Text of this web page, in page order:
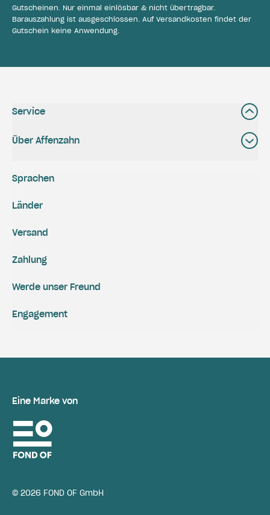
Gutscheinen. Nur einmal einlösbar & nicht übertragbar.
Barauszahlung ist ausgeschlossen. Auf Versandkosten findet der
Gutschein keine Anwendung.
Service
Über Affenzahn
Versand
Zahlung
Engagement
Werde unser Freund
Sprachen
Länder
Eine Marke von
© 2026 FOND OF GmbH